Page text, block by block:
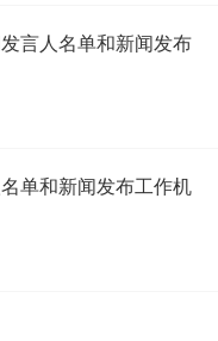
言人名单和新闻发布
单和新闻发布工作机